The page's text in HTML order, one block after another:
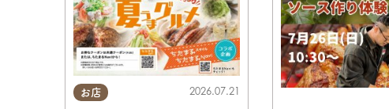
お店 2026.07.21